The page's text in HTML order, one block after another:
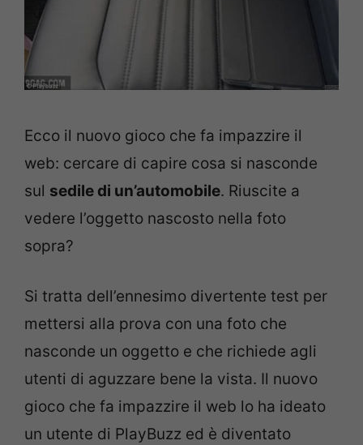
Ecco il nuovo gioco che fa impazzire il
web: cercare di capire cosa si nasconde
sul sedile di un’automobile. Riuscite a
vedere l’oggetto nascosto nella foto
sopra?
Si tratta dell’ennesimo divertente test per
mettersi alla prova con una foto che
nasconde un oggetto e che richiede agli
utenti di aguzzare bene la vista. Il nuovo
gioco che fa impazzire il web lo ha ideato
un utente di PlayBuzz ed è diventato